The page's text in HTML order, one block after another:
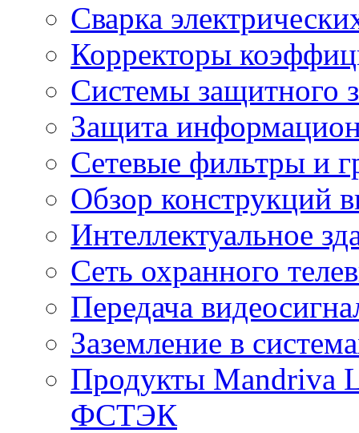
Сварка
Корректоры
Системы защитного
Защита
Сетевые фильтры и
Обзор конструкций
Интеллектуальное
Cеть охранного
Передача
Заземление в
Продукты Mandriva
ФСТЭК